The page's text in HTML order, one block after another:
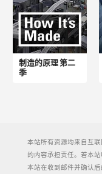
制造的原理 第二
季
本站所有资源均来自互
的内容承担责任。若本
本站在收到邮件并确认后